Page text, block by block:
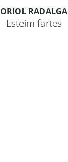
ORIOL RADALGA
Esteim fartes